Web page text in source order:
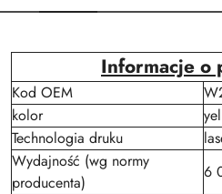
Informacje o
Kod OEM
kolor
Technologia druku
Wydajność (wg normy
producenta)
6